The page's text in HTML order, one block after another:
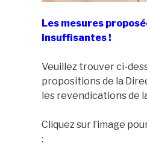
Les mesures
insuffisantes !
Veuillez trouver ci-
propositions de la
les revendications de la
Cliquez sur l’image
: